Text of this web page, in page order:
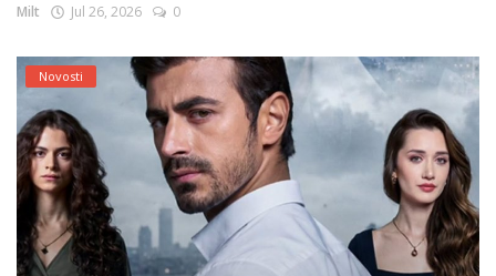
Milt Jul 26, 2026 0
Novosti